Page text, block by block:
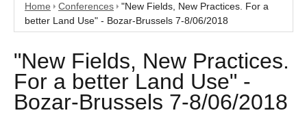
Home Conferences
"New Fields, New Practices. For a
better Land Use" - Bozar-Brussels 7-8/06/2018
"New Fields, New Practices.
For a better Land Use" -
Bozar-Brussels 7-8/06/2018